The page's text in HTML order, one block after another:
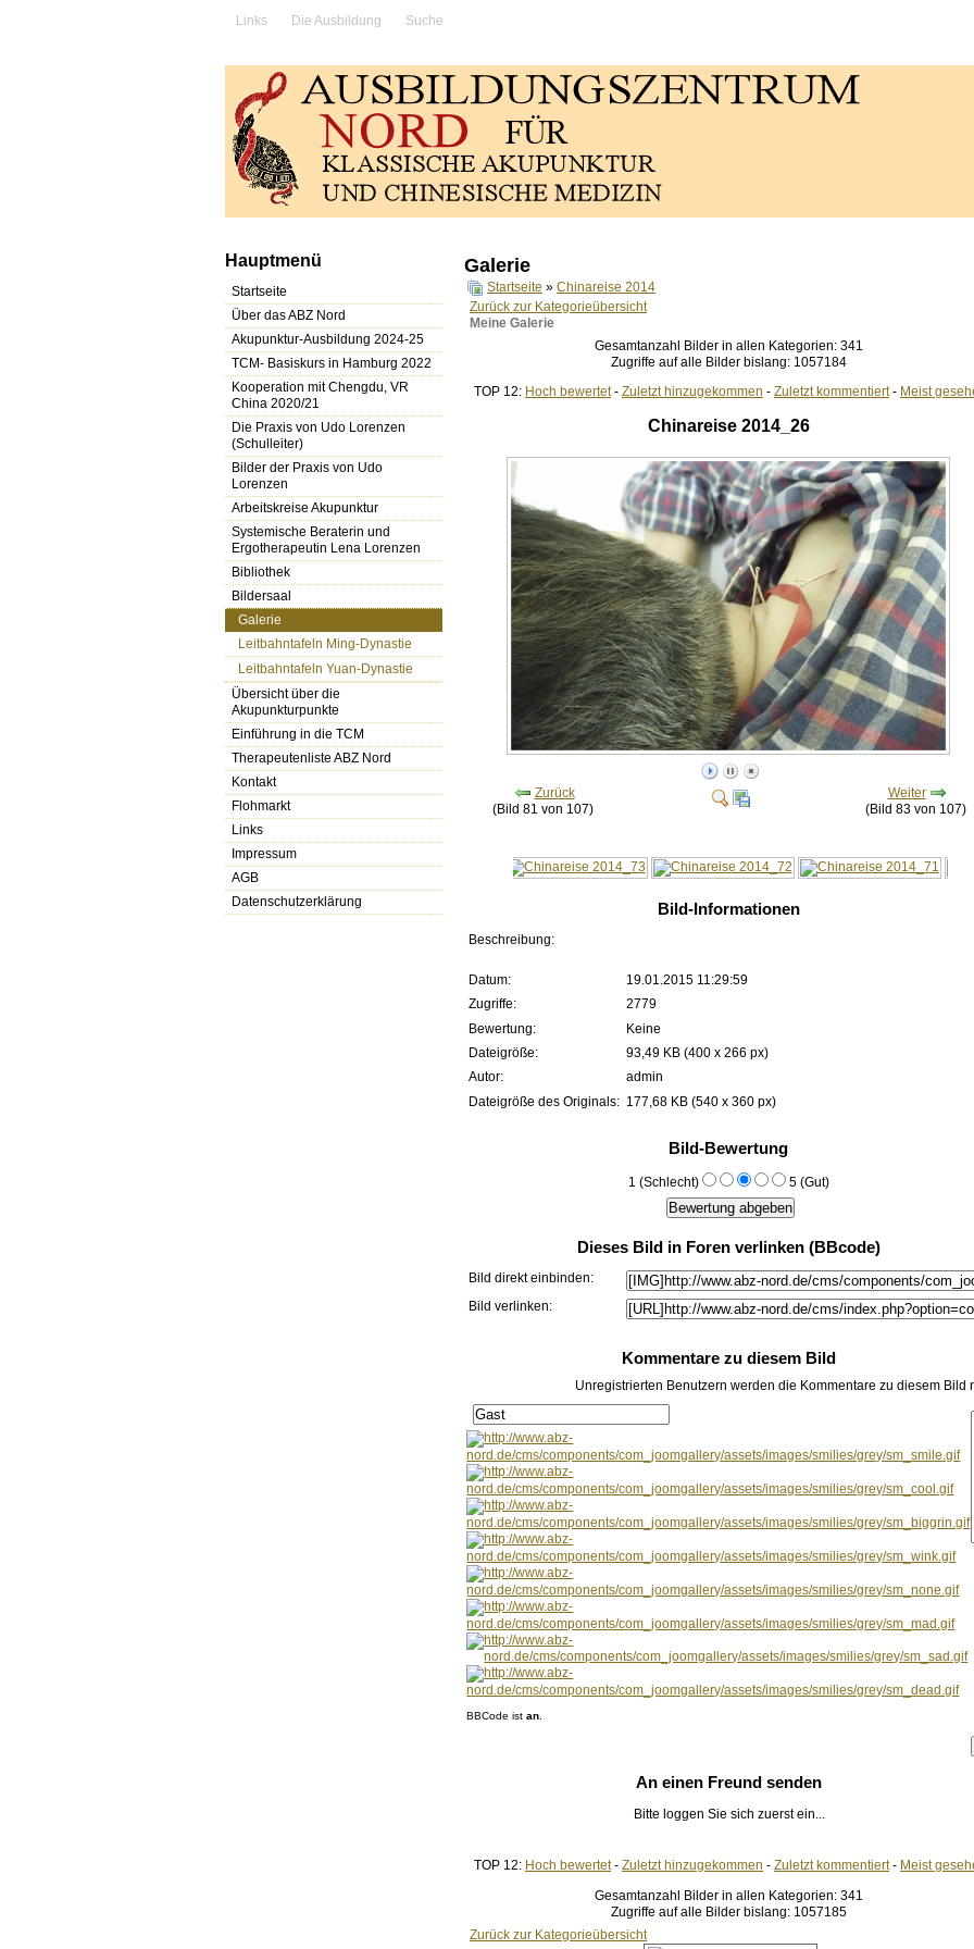
Links Die Ausbildung Suche
Hauptmenü
Startseite
Über das ABZ Nord
Akupunktur-Ausbildung 2024-25
TCM- Basiskurs in Hamburg 2022
Kooperation mit Chengdu, VR
China 2020/21
Die Praxis von Udo Lorenzen
(Schulleiter)
Bilder der Praxis von Udo
Lorenzen
Arbeitskreise Akupunktur
Systemische Beraterin und
Ergotherapeutin Lena Lorenzen
Bibliothek
Bildersaal
Galerie
Leitbahntafeln Ming-Dynastie
Leitbahntafeln Yuan-Dynastie
Übersicht über die
Akupunkturpunkte
Einführung in die TCM
Therapeutenliste ABZ Nord
Kontakt
Flohmarkt
Links
Impressum
AGB
Datenschutzerklärung
Galerie
Startseite » Chinareise 2014
Zurück zur Kategorieübersicht
Meine Galerie
Gesamtanzahl Bilder in allen Kategorien: 341
Zugriffe auf alle Bilder bislang: 1057184
TOP 12: Hoch bewertet- Zuletzt hinzugekommen - Zuletzt kommentiert- Meist
Chinareise 2014_26
Zurück
(Bild 81 von 107)
Weiter
(Bild 83 von 107)
Bild-Informationen
Beschreibung:
Datum:
19.01.2015 11:29:59
Zugriffe:
2779
Bewertung:
Keine
Dateigröße:
93,49 KB (400 x 266 px)
Autor:
admin
Dateigröße des Originals: 177,68 KB (540 x 360 px)
Bild-Bewertung
1 (Schlecht) 5 (Gut)
Dieses Bild in Foren verlinken (BBcode)
Bild direkt einbinden:
Bild verlinken:
Kommentare zu diesem Bild
Unregistrierten Benutzern werden die Kommentare zu diesem
BBCode istan
An einen Freund senden
Bitte loggen Sie sich zuerst ein...
TOP 12: Hoch bewertet- Zuletzt hinzugekommen - Zuletzt kommentiert- Meist
Gesamtanzahl Bilder in allen Kategorien: 341
Zugriffe auf alle Bilder bislang: 1057185
Zurück zur Kategorieübersicht